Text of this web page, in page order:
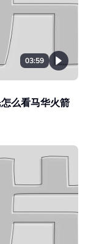
03:59
么看马华火箭